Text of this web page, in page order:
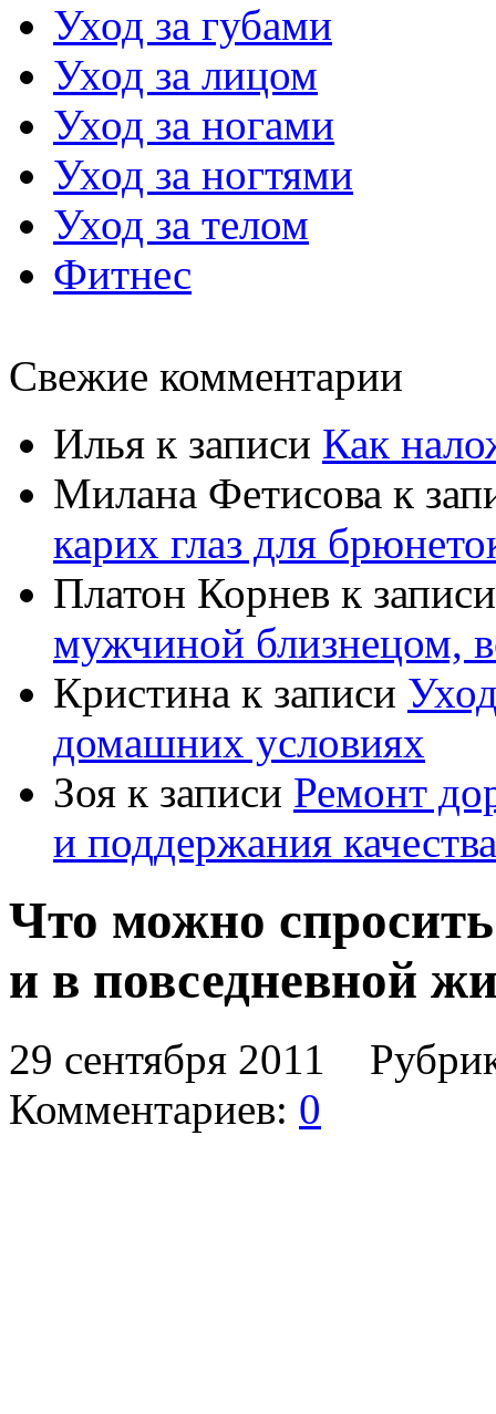
Уход за губами
Уход за лицом
Уход за ногами
Уход за ногтями
Уход за телом
Фитнес
Свежие комментарии
Илья к записи Как
Милана Фетисова к
карих глаз для
Платон Корнев к
мужчиной близнецом,
Кристина к записи
домашних условиях
Зоя к записи Ремонт
и поддержания качества
Что можно
и в повседневной
29 сентября 2011
Комментариев: 0